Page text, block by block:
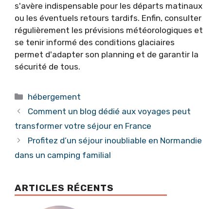
s'avère indispensable pour les départs matinaux
ou les éventuels retours tardifs. Enfin, consulter
régulièrement les prévisions météorologiques et
se tenir informé des conditions glaciaires
permet d'adapter son planning et de garantir la
sécurité de tous.
Catégories
hébergement
Comment un blog dédié aux voyages peut
transformer votre séjour en France
Profitez d’un séjour inoubliable en Normandie
dans un camping familial
ARTICLES RÉCENTS